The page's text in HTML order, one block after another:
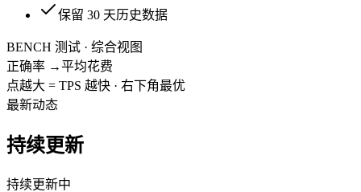
保留 30 天历史数据
BENCH 测试 · 综合视图
正确率 →平均花费
点越大 = TPS 越快 · 右下角最优
最新动态
持续更新
持续更新中